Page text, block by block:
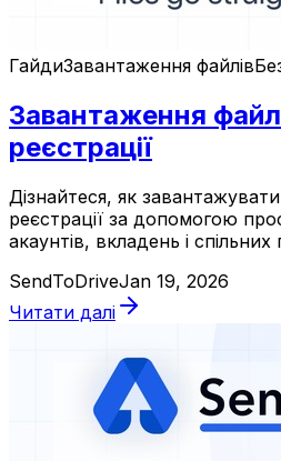
ГайдиЗавантаження файлів
Завантаження
реєстрації
Дізнайтеся, як
реєстрації за допомогою
акаунтів, вкладень і спільних
SendToDriveJan 19, 2026
Читати далі